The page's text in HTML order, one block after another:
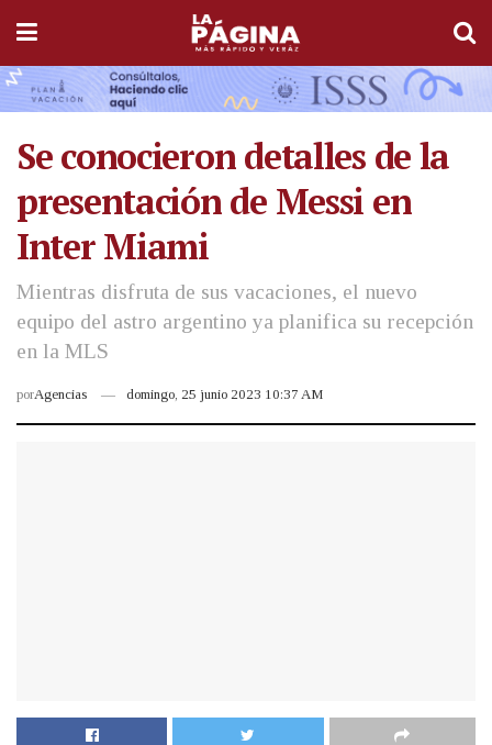
Se conocieron detalles de la
presentación de Messi en
Inter Miami
Mientras disfruta de sus vacaciones, el nuevo
equipo del astro argentino ya planifica su recepción
en la MLS
porAgencias domingo, 25 junio 2023 10:37 AM